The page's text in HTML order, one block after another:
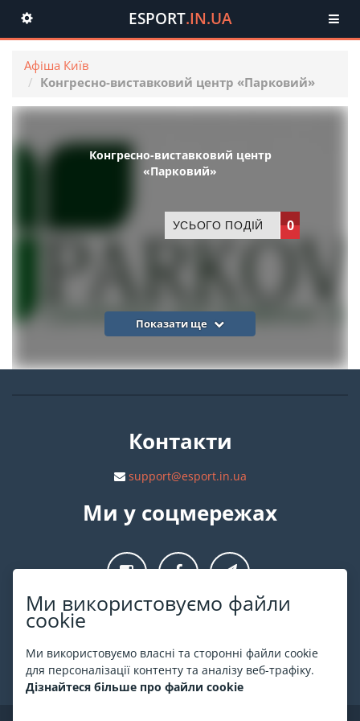
Ми використовуємо файли
cookie
Ми використовуємо власні та сторонні файли cookie
для персоналізації контенту та аналізу веб-трафіку.
Дізнайтеся більше про файли cookie
Toggle
navigation
ESPORT.IN.UA
Афіша Київ
Конгресно-виставковий центр «Парковий»
Конгресно-виставковий центр
«Парковий»
УСЬОГО ПОДІЙ 0
Показати ще
Контакти
support@esport.in.ua
Ми у соцмережах
Про ESPORT.in.ua
На ESPORT.in.ua представлена афіша Києва та інших міст
України. Всі квитки продаються офіційно. Ми працюємо
безпосередньо з касами.